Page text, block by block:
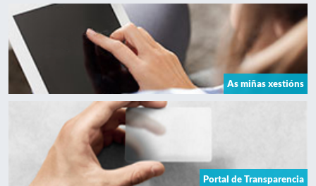
As miñas xestións
Portal de Transparencia